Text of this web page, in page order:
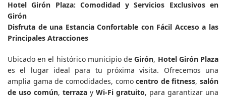
Hotel Girón Plaza: Comodidad y Servicios Exclusivos en
Girón
Disfruta de una Estancia Confortable con Fácil Acceso a las
Principales Atracciones
Ubicado en el histórico municipio deGirón, Hotel Girón Plaza
es el lugar ideal para tu próxima visita. Ofrecemos una
amplia gama de comodidades, comocentro de fitness, salón
de uso común, terraza y Wi-Fi gratuito, para garantizar una